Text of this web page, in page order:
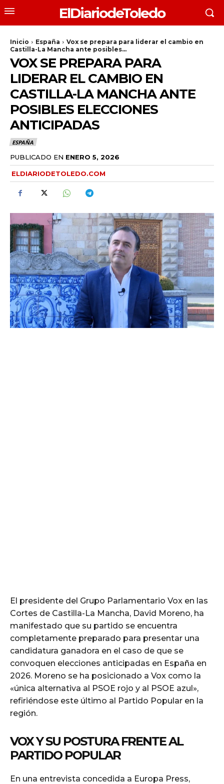
ElDiariodeToledo
Inicio España
Vox se prepara para liderar el cambio en
Castilla-La Mancha ante posibles...
VOX SE PREPARA PARA
LIDERAR EL CAMBIO EN
CASTILLA-LA MANCHA ANTE
POSIBLES ELECCIONES
ANTICIPADAS
ESPAÑA
PUBLICADO EN ENERO 5, 2026
ELDIARIODETOLEDO.COM
El presidente del Grupo Parlamentario Vox en las
Cortes de Castilla-La Mancha, David Moreno, ha
manifestado que su partido se encuentra
completamente preparado para presentar una
candidatura ganadora en el caso de que se
convoquen elecciones anticipadas en España en
2026. Moreno se ha posicionado a Vox como la
«única alternativa al PSOE rojo y al PSOE azul»,
refiriéndose este último al Partido Popular en la
región.
VOX Y SU POSTURA FRENTE AL
PARTIDO POPULAR
En una entrevista concedida a Europa Press,